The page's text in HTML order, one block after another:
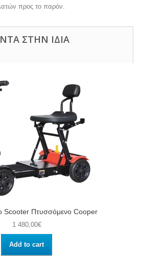
προς το παρόν.
ΣΤΗΝ ΊΔΙΑ
Scooter Πτυσσόμενο Cooper
1 480,00€
Add to cart